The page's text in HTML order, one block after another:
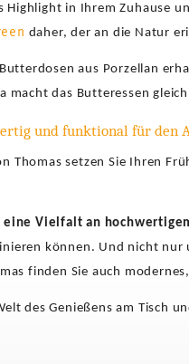
in Ihrem Zuhause
daher, der an die Natur
aus Porzellan
macht das Butteressen
und funktional für den
Thomas setzen Sie Ihren
eine Vielfalt an
können. Und nicht nur
finden Sie auch
des Genießens am Tisch